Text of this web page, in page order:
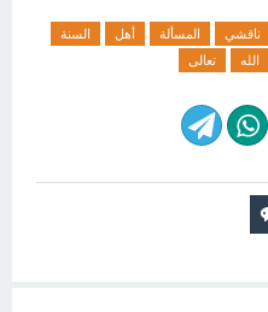
ناقشي المسألة أهل
السنة
الله تعالى